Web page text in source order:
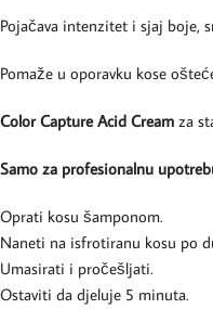
Pojačava intenzitet i sjaj boje,
Pomaže u oporavku kose
Color Capture Acid Cream za
Samo za profesionalnu
Oprati kosu šamponom.
Naneti na isfrotiranu kosu po
Umasirati i pročešljati.
Ostaviti da djeluje 5 minuta.